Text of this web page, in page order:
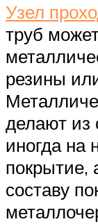
Узел
труб
резины
делают из
иногда на
покрытие,
составу